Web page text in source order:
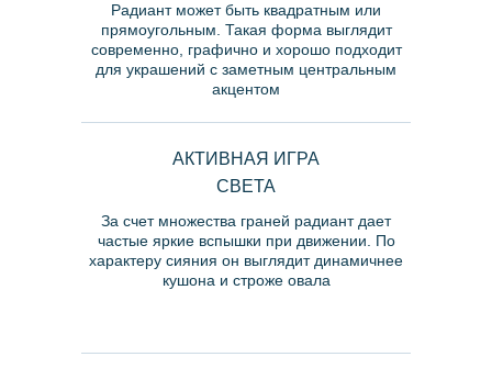
За счет множества граней радиант дает
частые яркие вспышки при движении. По
характеру сияния он выглядит динамичнее
кушона и строже овала
Радиант может быть квадратным или
прямоугольным. Такая форма выглядит
современно, графично и хорошо подходит
для украшений с заметным центральным
акцентом
АКТИВНАЯ ИГРА
СВЕТА
ОСНОВНЫЕ
ХАРАКТЕРИСТИКИ